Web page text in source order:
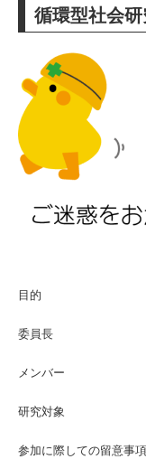
循環型社会
目的
委員長
メンバー
研究対象
参加に際しての留意事項